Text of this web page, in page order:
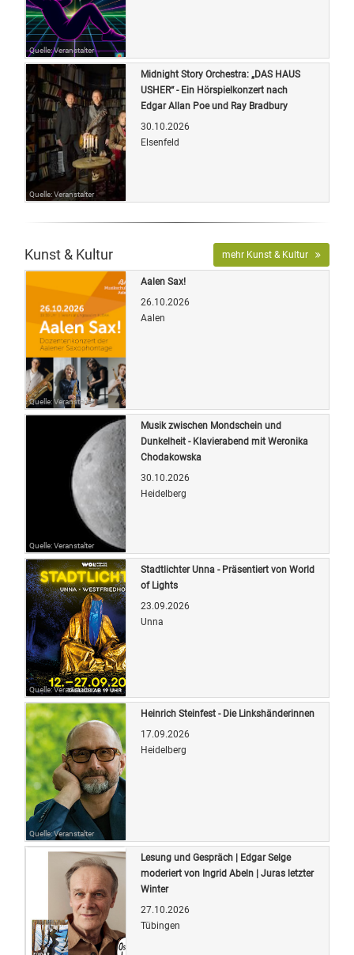
Quelle: Veranstalter
Quelle: Veranstalter
Midnight Story Orchestra: „DAS HAUS
USHER“ - Ein Hörspielkonzert nach
Edgar Allan Poe und Ray Bradbury
30.10.2026
Elsenfeld
Kunst & Kultur mehr Kunst & Kultur
Quelle: Veranstalter
Aalen Sax!
26.10.2026
Aalen
Quelle: Veranstalter
Musik zwischen Mondschein und
Dunkelheit - Klavierabend mit Weronika
Chodakowska
30.10.2026
Heidelberg
Quelle: Veranstalter
Stadtlichter Unna - Präsentiert von World
of Lights
23.09.2026
Unna
Quelle: Veranstalter
Heinrich Steinfest - Die Linkshänderinnen
17.09.2026
Heidelberg
Lesung und Gespräch | Edgar Selge
moderiert von Ingrid Abeln | Juras letzter
Winter
27.10.2026
Tübingen